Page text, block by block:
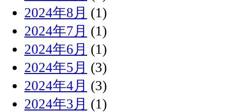
2024年8月 (1)
2024年7月 (1)
2024年6月 (1)
2024年5月 (3)
2024年4月 (3)
2024年3月 (1)